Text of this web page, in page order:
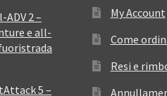
2 –
e all-
5 –
My Account
Come
Resi e